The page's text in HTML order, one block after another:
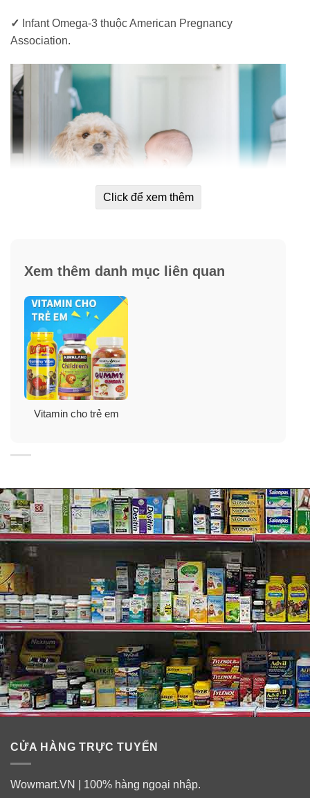
✓ Infant Omega-3 thuộc American Pregnancy
Association.
DHA+Vitamin cho bé Nordic Naturals Infant
Phát triển trí não
Omega-3 DHA đặc biệt quan trọng trong những năm
đầu đời khi não, mắt và hệ thần kinh của bé phát triển
nhanh chóng. Siro Nordic Naturals DHA Infant cung cấp
cho bạn sản phẩm bổ sung DHA một cách an toàn,
thuận tiện. Nhờ vậy siro DHA cho bé Nordic Naturals
DHA Infant đảm bảo rằng con nhỏ của bạn có đủ nền
DHA dạng lỏng, bổ dưỡng của Nordic Naturals cũng
chứa 300 IU vitamin D3 bổ sung, mà Viện Hàn lâm Nhi
khoa Hoa Kỳ đã khuyến cáo. Sử dụng ống nhỏ giọt đo
lường đi kèm bên trong chai để dễ dàng thêm vào bình
sữa hoặc thực phẩm.
Click để xem thêm
Xem thêm danh mục liên quan
Vitamin cho trẻ em
CỬA HÀNG TRỰC TUYẾN
Wowmart.VN | 100% hàng ngoại nhập.